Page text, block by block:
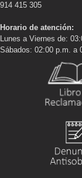
914 415 305
Horario de atención:
Lunes a Viernes de:
Sábados: 02:00 p.m. a